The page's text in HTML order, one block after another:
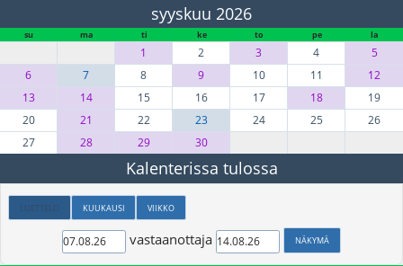
syyskuu 2026
su ma ti ke to pe la
1 2 3 4
5
6
7 8 9 10 11
12
13
14 15 16 17 18
19
20
21 22 23 24 25
26
27
28 29 30
Kalenterissa tulossa
LUETTELO KUUKAUSI VIIKKO
vastaanottaja